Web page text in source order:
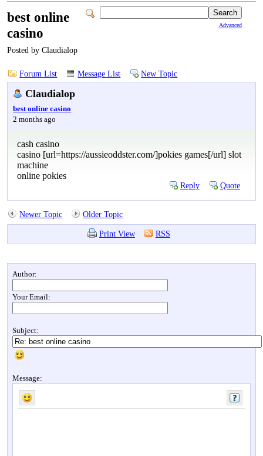
Advanced
best online
casino
Posted by Claudialop
Forum List Message List New Topic
Claudialop
best online casino
2 months ago
cash casino
casino [url=https://aussieoddster.com/]pokies games[/url] slot
machine
online pokies
Reply Quote
Newer Topic Older Topic
Print View RSS
Author:
Your Email:
Subject:
Message: